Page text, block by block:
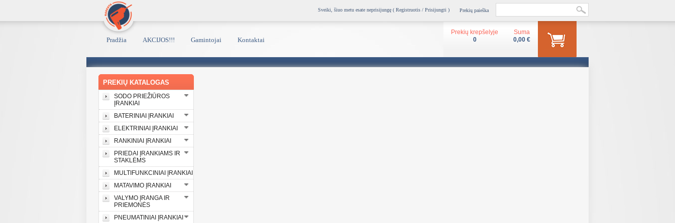
Prekių paieška
Sveiki, šiuo metu esate neprisijungę ( Registruotis / Prisijungti )
Pradžia AKCIJOS!!! Gamintojai Kontaktai
Suma
0,00 €
Prekių krepšelyje
0
PREKIŲ KATALOGAS
SODO PRIEŽIŪROS
ĮRANKIAI
BATERINIAI ĮRANKIAI
ELEKTRINIAI ĮRANKIAI
RANKINIAI ĮRANKIAI
PRIEDAI ĮRANKIAMS IR
STAKLĖMS
MULTIFUNKCINIAI ĮRANKIAI
MATAVIMO ĮRANKIAI
VALYMO ĮRANGA IR
PRIEMONĖS
PNEUMATINIAI ĮRANKIAI